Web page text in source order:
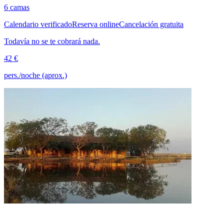
6 camas
Calendario verificadoReserva onlineCancelación gratuita
Todavía no se te cobrará nada.
42 €
pers./noche (aprox.)